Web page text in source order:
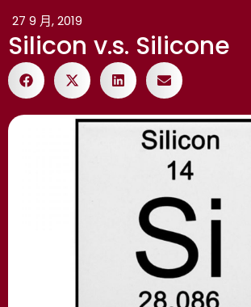
27 9 月, 2019
Silicon v.s. Silicone